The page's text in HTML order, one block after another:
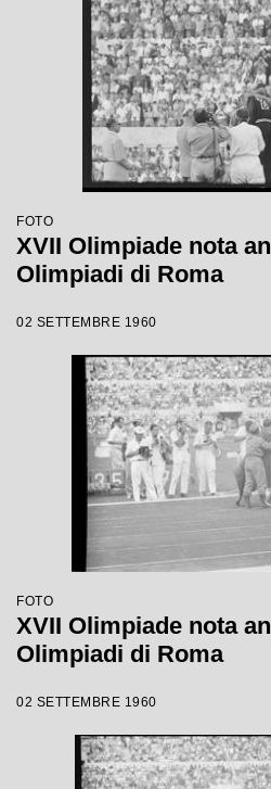
FOTO
XVII Olimpiade nota
Olimpiadi di Roma
02 SETTEMBRE 1960
FOTO
XVII Olimpiade nota
Olimpiadi di Roma
02 SETTEMBRE 1960